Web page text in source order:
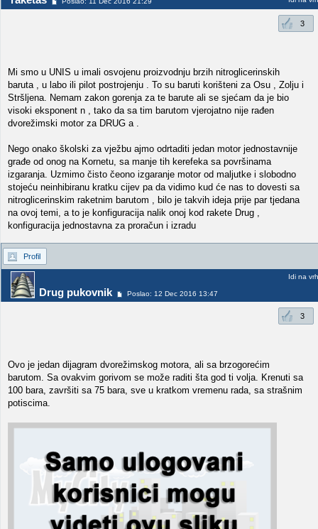
3
Mi smo u UNIS u imali osvojenu proizvodnju brzih nitroglicerinskih
baruta , u labo ili pilot postrojenju . To su baruti korišteni za Osu , Zolju i
Stršljena. Nemam zakon gorenja za te barute ali se sjećam da je bio
visoki eksponent n , tako da sa tim barutom vjerojatno nije rađen
dvorežimski motor za DRUG a .
Nego onako školski za vježbu ajmo odrtaditi jedan motor jednostavnije
građe od onog na Kornetu, sa manje tih kerefeka sa površinama
izgaranja. Uzmimo čisto čeono izgaranje motor od maljutke i slobodno
stojeću neinhibiranu kratku cijev pa da vidimo kud će nas to dovesti sa
nitroglicerinskim raketnim barutom , bilo je takvih ideja prije par tjedana
na ovoj temi, a to je konfiguracija nalik onoj kod rakete Drug ,
konfiguracija jednostavna za proračun i izradu
Profil
Drug pukovnik Poslao: 12 Dec 2016 13:47
Idi na vrh
3
Ovo je jedan dijagram dvorežimskog motora, ali sa brzogorećim
barutom. Sa ovakvim gorivom se može raditi šta god ti volja. Krenuti sa
100 bara, završiti sa 75 bara, sve u kratkom vremenu rada, sa strašnim
potiscima.